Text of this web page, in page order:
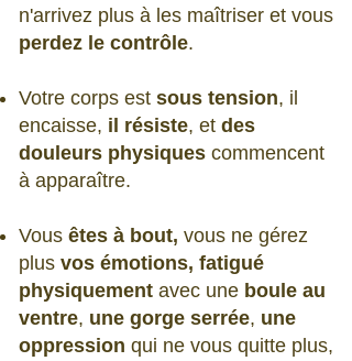
n'arrivez plus à les maîtriser et vous
perdez le contrôle.
Votre corps est sous tension, il
encaisse, il résiste, et des
douleurs physiques commencent
à apparaître.
Vous êtes à bout, vous ne gérez
plus vos émotions, fatigué
physiquement avec une boule au
ventre, une gorge serrée, une
oppression qui ne vous quitte plus,